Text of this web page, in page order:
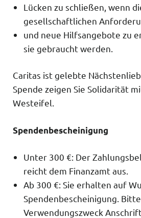
Lücken zu schließen, wenn
gesellschaftlichen
und neue Hilfsangebote zu
sie gebraucht werden.
Caritas ist gelebte
Spende zeigen Sie Solidarität
Westeifel.
Spendenbescheinigung
Unter 300 €: Der
reicht dem Finanzamt aus.
Ab 300 €: Sie erhalten auf
Spendenbescheinigung.
Verwendungszweck